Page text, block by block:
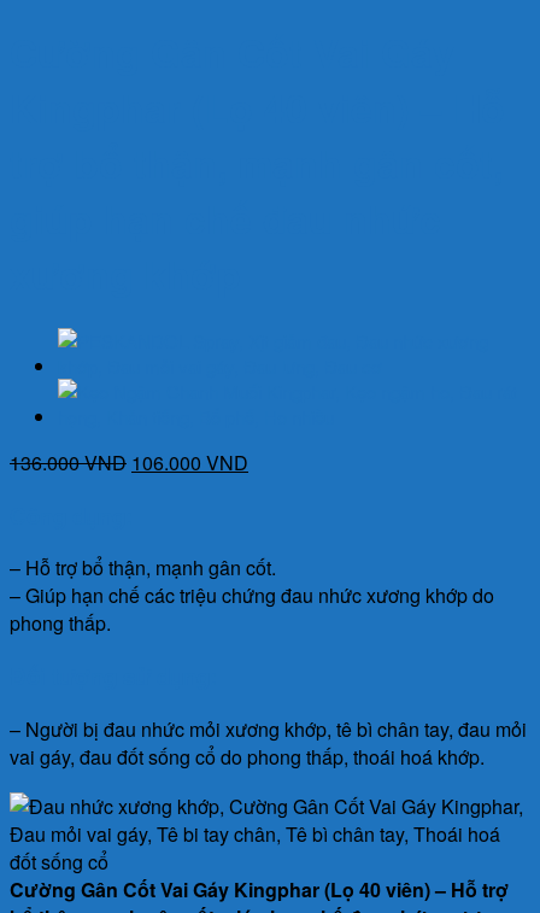
136.000VND Giá
106.000 VND
106.000 VND.
– Hỗ trợ bổ thận, mạnh gân cốt.
– Giúp hạn chế các triệu chứng đau nhức xương khớp do
phong thấp.
– Người bị đau nhức mỏi xương khớp, tê bì chân tay, đau mỏi
vai gáy, đau đốt sống cổ do phong thấp, thoái hoá khớp.
Cường Gân Cốt Vai Gáy Kingphar (Lọ 40 viên) – Hỗ trợ